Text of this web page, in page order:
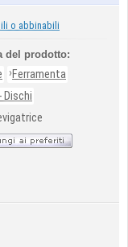
o abbinabili
del prodotto:
›Ferramenta
Dischi